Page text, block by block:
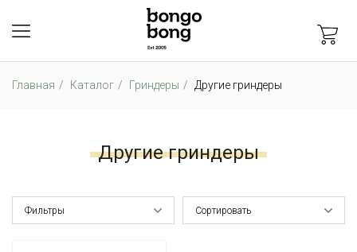
Главная Каталог Гриндеры Другие гриндеры
Другие гриндеры
Фильтры Сортировать